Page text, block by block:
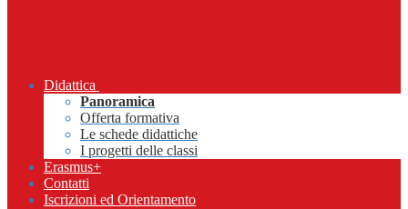
Didattica
Panoramica
Offerta formativa
Le schede didattiche
I progetti delle classi
Erasmus+
Contatti
Iscrizioni ed Orientamento